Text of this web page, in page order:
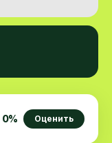
0% Оценить